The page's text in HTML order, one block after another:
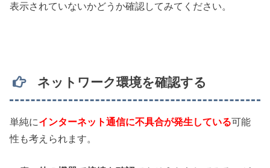
表示されていないかどうか確認してみてください。
ネットワーク環境を確認する
単純にインターネット通信に不具合が発生している可能
性も考えられます。